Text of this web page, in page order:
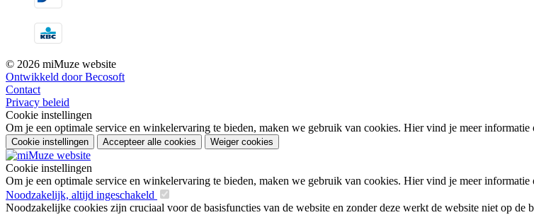
© 2026 miMuze website
Ontwikkeld door Becosoft
Contact
Privacy beleid
Cookie instellingen
Om je een optimale service en winkelervaring te bieden, maken we gebruik van cookies. Hier vind je meer informatie
Cookie instellingen Accepteer alle cookies Weiger cookies
Cookie instellingen
Om je een optimale service en winkelervaring te bieden, maken we gebruik van cookies. Hier vind je meer informatie
Noodzakelijk, altijd ingeschakeld
Noodzakelijke cookies zijn cruciaal voor de basisfuncties van de website en zonder deze werkt de website niet op de